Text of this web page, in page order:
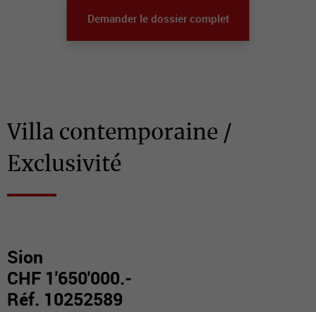
Villa contemporaine /
Exclusivité
Sion
CHF 1'650'000.-
Réf. 10252589
Demander le dossier complet